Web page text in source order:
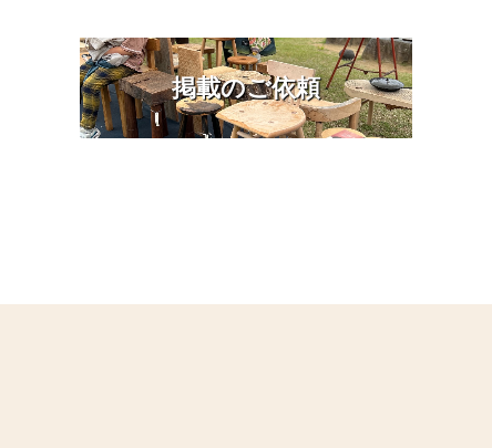
掲載のご依頼